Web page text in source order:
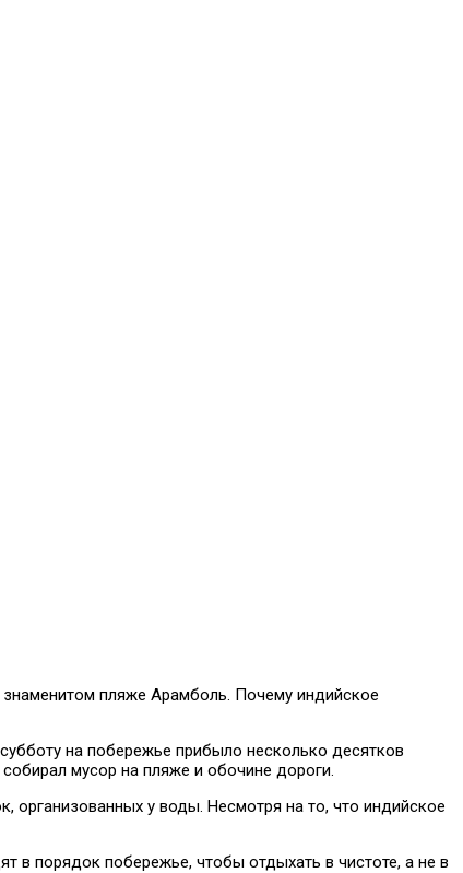
знаменитом пляже Арамболь. Почему индийское
на побережье прибыло несколько десятков
мусор на пляже и обочине дороги.
организованных у воды. Несмотря на то, что индийское
в порядок побережье, чтобы отдыхать в чистоте, а не в